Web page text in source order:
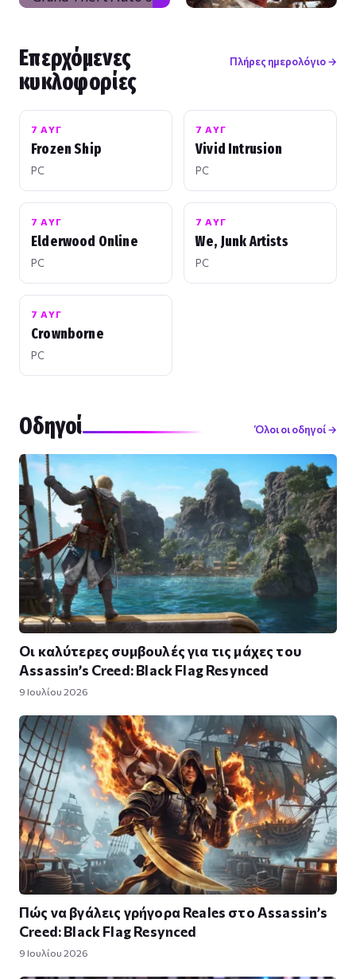
Επερχόμενες
κυκλοφορίες
Πλήρες ημερολόγιο →
7 ΑΥΓ
Frozen Ship
PC
7 ΑΥΓ
Vivid Intrusion
PC
7 ΑΥΓ
Elderwood Online
PC
7 ΑΥΓ
We, Junk Artists
PC
7 ΑΥΓ
Crownborne
PC
Οδηγοί Όλοι οι οδηγοί →
Οι καλύτερες συμβουλές για τις μάχες του
Assassin’s Creed: Black Flag Resynced
9 Ιουλίου 2026
Πώς να βγάλεις γρήγορα Reales στο Assassin’s
Creed: Black Flag Resynced
9 Ιουλίου 2026